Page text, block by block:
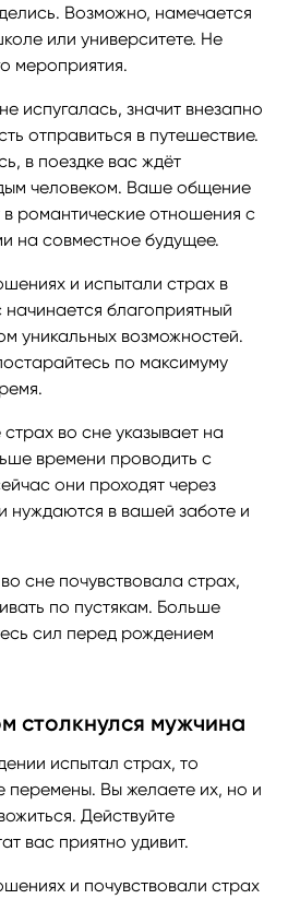
Возможно, намечается
или университете. Не
мероприятия.
испугалась, значит внезапно
отправиться в путешествие.
в поездке вас ждёт
человеком. Ваше общение
романтические отношения с
на совместное будущее.
и испытали страх в
благоприятный
уникальных возможностей.
по максимуму
во сне указывает на
времени проводить с
они проходят через
нуждаются в вашей заботе и
сне почувствовала страх,
по пустякам. Больше
сил перед рождением
столкнулся мужчина
испытал страх, то
перемены. Вы желаете их, но и
Действуйте
вас приятно удивит.
и почувствовали страх